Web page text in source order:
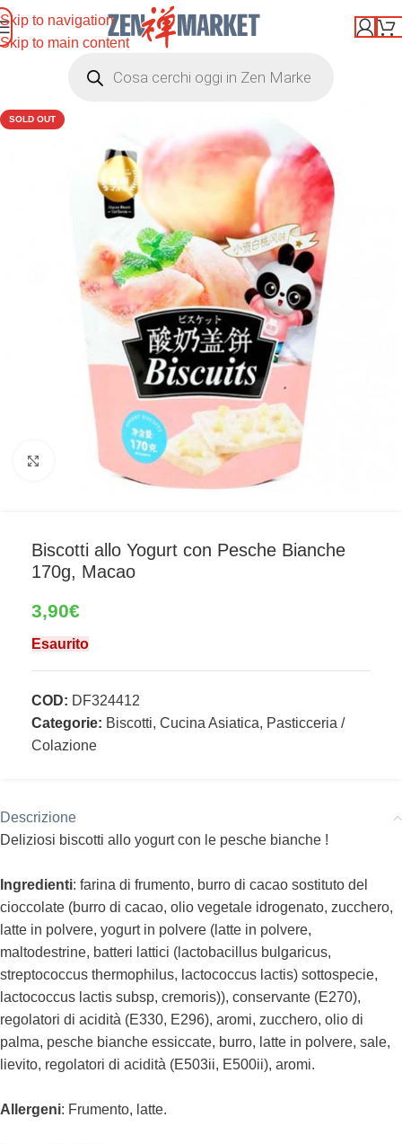
Skip to navigation
Skip to main content
SOLD OUT
Clicca per ingrandire
Biscotti allo Yogurt con Pesche Bianche
170g, Macao
3,90€
Esaurito
COD: DF324412
Categorie: Biscotti, Cucina Asiatica, Pasticceria /
Colazione
Descrizione
Deliziosi biscotti allo yogurt con le pesche bianche !
Ingredienti: farina di frumento, burro di cacao sostituto del
cioccolate (burro di cacao, olio vegetale idrogenato, zucchero,
latte in polvere, yogurt in polvere (latte in polvere,
maltodestrine, batteri lattici (lactobacillus bulgaricus,
streptococcus thermophilus, lactococcus lactis) sottospecie,
lactococcus lactis subsp, cremoris)), conservante (E270),
regolatori di acidità (E330, E296), aromi, zucchero, olio di
palma, pesche bianche essiccate, burro, latte in polvere, sale,
lievito, regolatori di acidità (E503ii, E500ii), aromi.
Allergeni: Frumento, latte.